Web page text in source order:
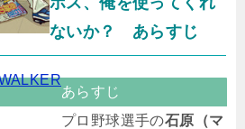
ないか？ あらすじ
あらすじ
プロ野球選手の石原（マ